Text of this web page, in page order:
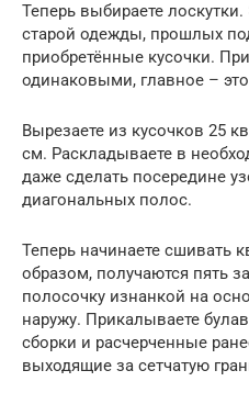
Теперь выбираете
старой одежды, прошлых
приобретённые кусочки.
одинаковыми, главное –
Вырезаете из кусочков 25
см. Раскладываете в
даже сделать посередине
диагональных полос.
Теперь начинаете сшивать
образом, получаются пять
полосочку изнанкой на
наружу. Прикалываете
сборки и расчерченные
выходящие за сетчатую